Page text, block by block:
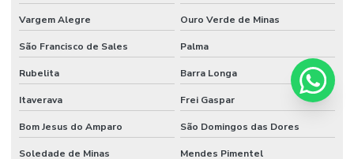
Vargem Alegre Ouro Verde de Minas
São Francisco de Sales Palma
Rubelita Barra Longa
Itaverava Frei Gaspar
Bom Jesus do Amparo São Domingos das Dores
Soledade de Minas Mendes Pimentel